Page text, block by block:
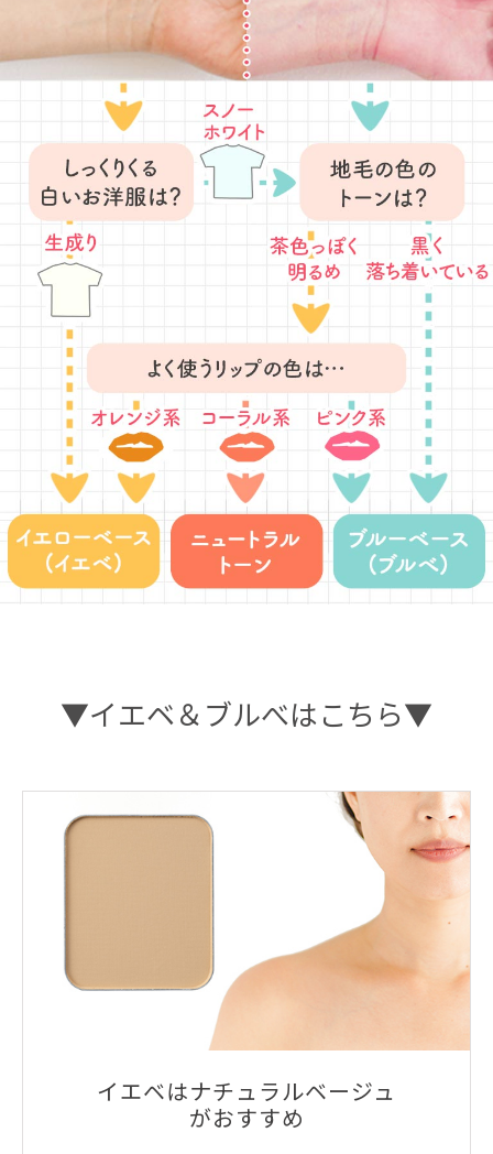
▼イエベ＆ブルべはこちら▼
イエベはナチュラルベージュ
がおすすめ